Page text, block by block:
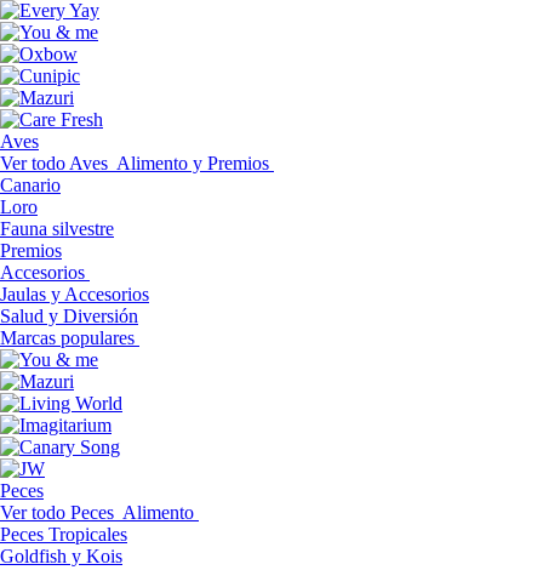
Aves
Ver todo Aves Alimento y Premios
Canario
Loro
Fauna silvestre
Premios
Accesorios
Jaulas y Accesorios
Salud y Diversión
Marcas populares
Peces
Ver todo Peces Alimento
Peces Tropicales
Goldfish y Kois